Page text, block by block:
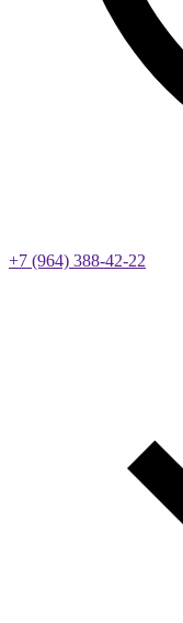
+7 (964) 388-42-22